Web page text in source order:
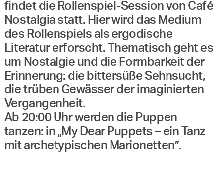
findet die Rollenspiel-Session von Café
Nostalgia statt. Hier wird das Medium
des Rollenspiels als ergodische
Literatur erforscht. Thematisch geht es
um Nostalgie und die Formbarkeit der
Erinnerung: die bittersüße Sehnsucht,
die trüben Gewässer der imaginierten
Vergangenheit.
Ab 20:00 Uhr werden die Puppen
tanzen: in „My Dear Puppets – ein Tanz
mit archetypischen Marionetten”.